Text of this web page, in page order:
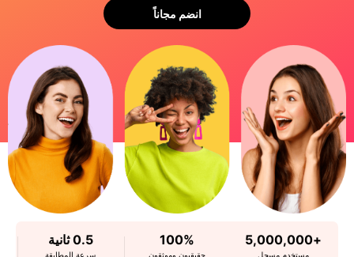
انضم مجاناً
+5,000,000
مستخدم مسجل
100%
حقيقيون وموثقون
0.5 ثانية
سرعة المطابقة